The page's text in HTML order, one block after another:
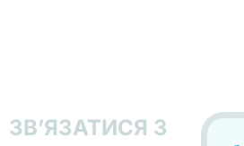
ЗВʼЯЗАТИСЯ З